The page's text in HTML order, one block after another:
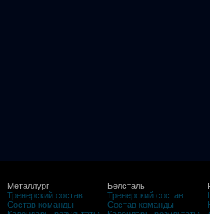
Металлург
Тренерский состав
Состав команды
Белсталь
Тренерский состав
Состав команды